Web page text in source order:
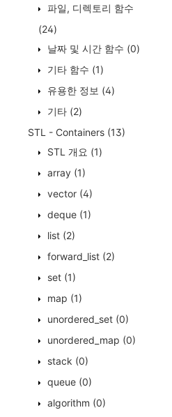
파일, 디렉토리 함수
(24)
날짜 및 시간 함수 (0)
기타 함수 (1)
유용한 정보 (4)
기타 (2)
STL - Containers (13)
STL 개요 (1)
array (1)
vector (4)
deque (1)
list (2)
forward_list (2)
set (1)
map (1)
unordered_set (0)
unordered_map (0)
stack (0)
queue (0)
algorithm (0)